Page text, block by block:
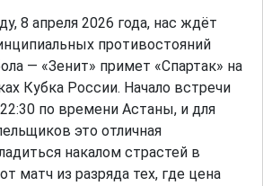
8 апреля 2026 года, нас ждёт
противостояний
— «Зенит» примет «Спартак» на
Кубка России. Начало встречи
по времени Астаны, и для
это отличная
накалом страстей в
матч из разряда тех, где цена